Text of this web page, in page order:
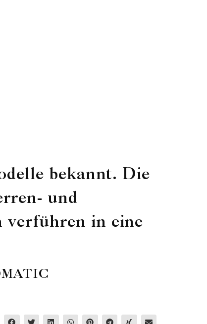
bekannt. Die
und
verführen in eine